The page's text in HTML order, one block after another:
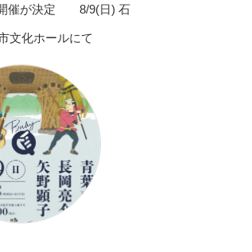
開催が決定 8/9(日) 石
文化ホールにて